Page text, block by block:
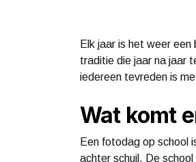
Elk jaar is het weer
traditie die jaar na jaar
iedereen tevreden is
Wat komt
Een fotodag op school
achter schuil. De